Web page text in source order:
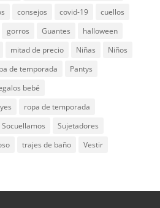
consejos covid-19
cuellos
gorros Guantes
halloween
mitad de precio Niñas
Niños
de temporada
Pantys
bebé
ropa de temporada
Socuellamos
Sujetadores
trajes de baño Vestir